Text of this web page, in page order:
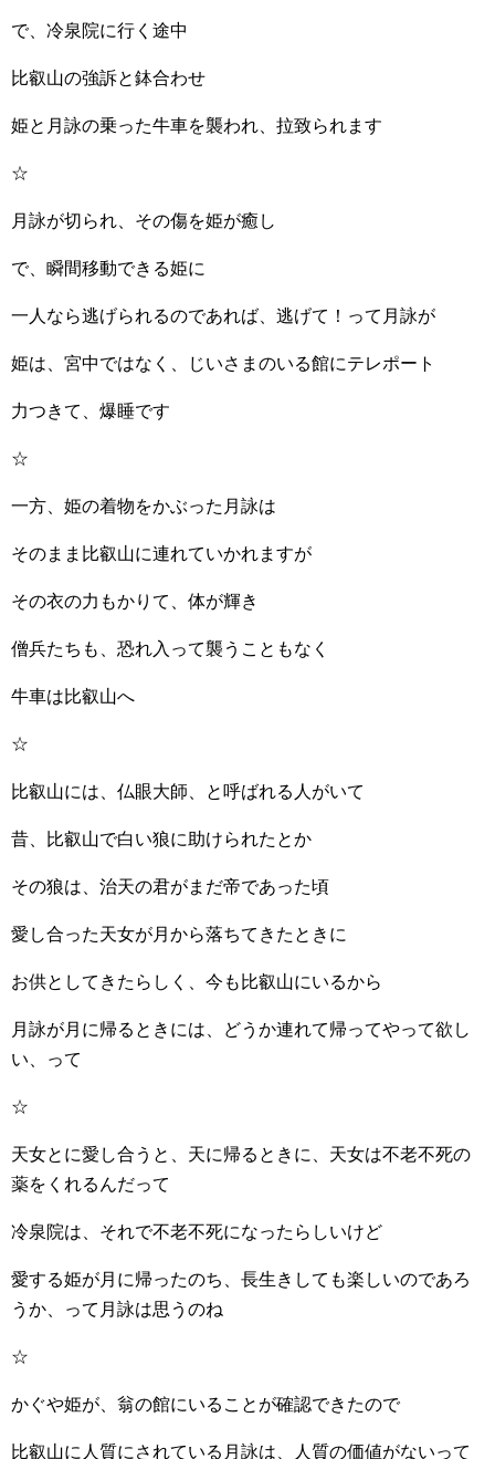
で、冷泉院に行く途中
比叡山の強訴と鉢合わせ
姫と月詠の乗った牛車を襲われ、拉致られます
☆
月詠が切られ、その傷を姫が癒し
で、瞬間移動できる姫に
一人なら逃げられるのであれば、逃げて！って月詠が
姫は、宮中ではなく、じいさまのいる館にテレポート
力つきて、爆睡です
☆
一方、姫の着物をかぶった月詠は
そのまま比叡山に連れていかれますが
その衣の力もかりて、体が輝き
僧兵たちも、恐れ入って襲うこともなく
牛車は比叡山へ
☆
比叡山には、仏眼大師、と呼ばれる人がいて
昔、比叡山で白い狼に助けられたとか
その狼は、治天の君がまだ帝であった頃
愛し合った天女が月から落ちてきたときに
お供としてきたらしく、今も比叡山にいるから
月詠が月に帰るときには、どうか連れて帰ってやって欲し
い、って
☆
天女とに愛し合うと、天に帰るときに、天女は不老不死の
薬をくれるんだって
冷泉院は、それで不老不死になったらしいけど
愛する姫が月に帰ったのち、長生きしても楽しいのであろ
うか、って月詠は思うのね
☆
かぐや姫が、翁の館にいることが確認できたので
比叡山に人質にされている月詠は、人質の価値がないって